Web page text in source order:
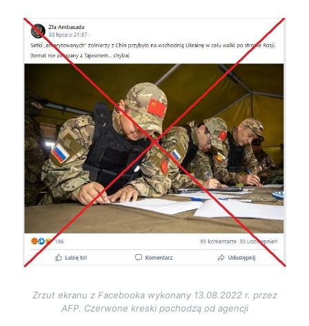
Image
Zrzut ekranu z Facebooka wykonany 13.08.2022 r. przez
AFP. Czerwone kreski pochodzą od agencji